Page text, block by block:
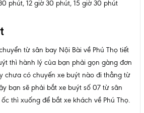
phút, 12 giờ 30 phút, 15 giờ 30 phút
từ sân bay Nội Bài về Phú Thọ tiết
thì hành lý của bạn phải gọn gàng đơn
chưa có chuyến xe buýt nào đi thẳng từ
bạn sẽ phải bắt xe buýt số 07 từ sân
thì xuống để bắt xe khách về Phú Thọ.